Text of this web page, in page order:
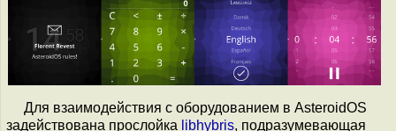
Для взаимодействия с оборудованием в AsteroidOS
задействована прослойка libhybris, подразумевающая